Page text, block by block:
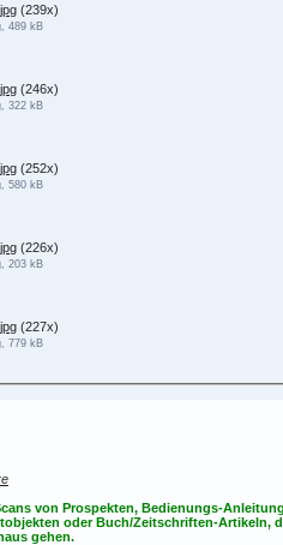
(3).jpg (239x)
489 kB
(4).jpg (246x)
322 kB
(7).jpg (252x)
580 kB
(9).jpg (226x)
203 kB
(8).jpg (227x)
779 kB
von Prospekten, Bedienungs-
oder Buch/Zeitschriften-Artikeln,
gehen.